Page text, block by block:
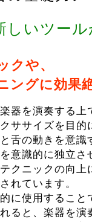
しいツー
クや、
ングに効果
器を演奏する上
ササイズを目的
舌の動きを意識
意識的に独立さ
クニックの向上
れています。
に使用すること
ると、楽器を